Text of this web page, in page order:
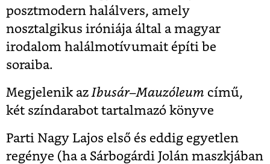
posztmodern halálvers, amely
nosztalgikus iróniája által a magyar
irodalom halálmotívumait építi be
soraiba.
Megjelenik az Ibusár–Mauzóleum című,
két színdarabot tartalmazó könyve
Parti Nagy Lajos első és eddig egyetlen
regénye (ha a Sárbogárdi Jolán maszkjában